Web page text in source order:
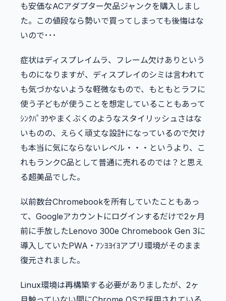
も安価なACアダプター欠品ジャンクを購入しまし
た。この値段なら勢いで買ってしまっても後悔はな
いので･･･
症状はディスプレイムラ、フレーム欠けありという
ものになりますが、ディスプレイのシミは言われて
も気づかないような軽微なもので、もともとラフに
使う子どもが使うことを想定していることもあって
ｼﾝｸﾊﾟﾖｳやまくぶくのようなスタイリッシュさはな
いものの、えらく頑丈な設計になっているので欠け
も本当に気にならないレベル・・・というより、こ
れもランクC品として普通に売れるのでは？と思え
る超美品でした。
以前数台Chromebookを所有していたこともあっ
て、Googleアカウントにログインするだけで2ヶ月
前に手放したLenovo 300e Chromebook Gen 3に
導入していたPWA・ｱﾝﾖﾖｲﾖアプリ環境がそのまま
復元されました。
Linux環境は再構築する必要がありましたが、2ヶ